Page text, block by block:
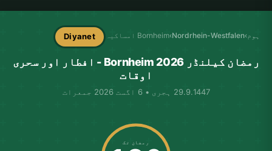
ہوم ›
Nordrhein-Westfalen
›Bornheim امساکیہ Diyanet
رمضان کیلنڈر Bornheim 2026 - افطار اور سحری
اوقات
29.9.1447 ہجری • 6 اگست 2026 جمعرات
رمضان تک